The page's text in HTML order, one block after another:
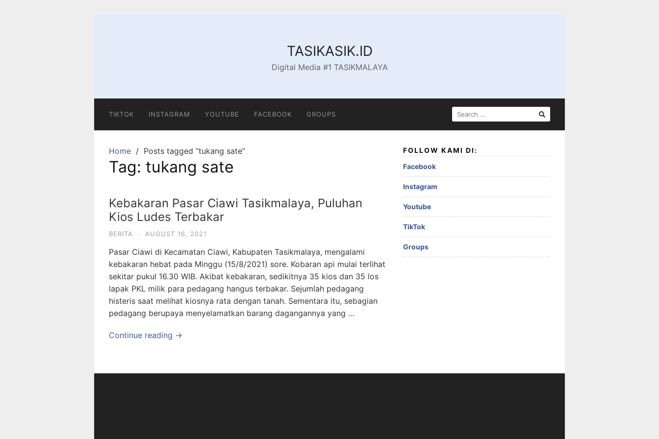
TASIKASIK.ID
Digital Media #1 TASIKMALAYA
TIKTOK INSTAGRAM YOUTUBE FACEBOOK GROUPS
SEARCH
FOR:
Home Posts tagged “tukang sate”
Tag: tukang sate
Kebakaran Pasar Ciawi Tasikmalaya, Puluhan
Kios Ludes Terbakar
BERITA · AUGUST 16, 2021
Pasar Ciawi di Kecamatan Ciawi, Kabupaten Tasikmalaya, mengalami
kebakaran hebat pada Minggu (15/8/2021) sore. Kobaran api mulai terlihat
sekitar pukul 16.30 WIB. Akibat kebakaran, sedikitnya 35 kios dan 35 los
lapak PKL milik para pedagang hangus terbakar. Sejumlah pedagang
histeris saat melihat kiosnya rata dengan tanah. Sementara itu, sebagian
pedagang berupaya menyelamatkan barang dagangannya yang …
Continue reading →
FOLLOW KAMI DI:
Facebook
Instagram
Youtube
TikTok
Groups